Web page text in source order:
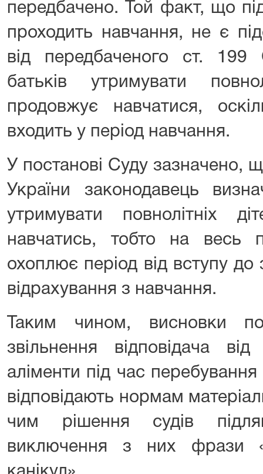
передбачено. Той факт, що
проходить навчання, не є
від передбаченого ст. 199
батьків утримувати
продовжує навчатися,
входить у період навчання.
У постанові Суду зазначено,
України законодавець
утримувати повнолітніх
навчатись, тобто на весь
охоплює період від вступу до
відрахування з навчання.
Таким чином, висновки
звільнення відповідача
аліменти під час
відповідають нормам
чим рішення судів
виключення з них фрази